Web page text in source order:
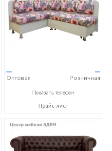
—
Оптовая
—
Розничная
+7 (910) 652-89-53 Александра
Показать телефон
Прайс-лист